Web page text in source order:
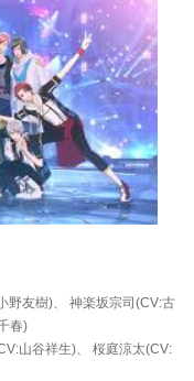
野友樹)、 神楽坂宗司(CV:古
春)
山谷祥生)、 桜庭涼太(CV: